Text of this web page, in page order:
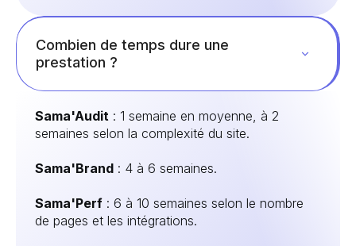
Combien de temps dure une
prestation ?
Sama'Audit : 1 semaine en moyenne, à 2
semaines selon la complexité du site.
Sama'Brand : 4 à 6 semaines.
Sama'Perf : 6 à 10 semaines selon le nombre
de pages et les intégrations.